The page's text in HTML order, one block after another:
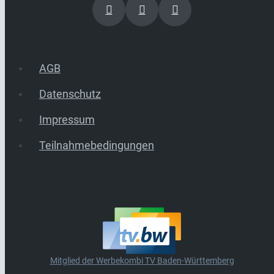
AGB
Datenschutz
Impressum
Teilnahmebedingungen
Mitglied der Werbekombi TV Baden-Württemberg